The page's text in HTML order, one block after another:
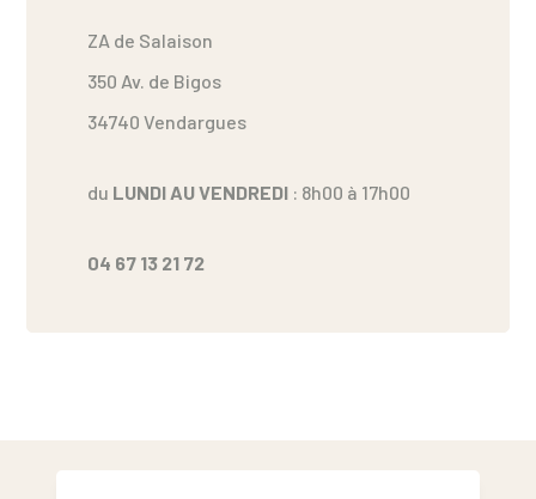
ZA de Salaison
350 Av. de Bigos
34740 Vendargues
du LUNDI AU VENDREDI : 8h00 à 17h00
04 67 13 21 72